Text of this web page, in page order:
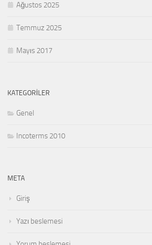
Ağustos 2025
Temmuz 2025
Mayıs 2017
KATEGORILER
Genel
Incoterms 2010
META
Giriş
Yazı beslemesi